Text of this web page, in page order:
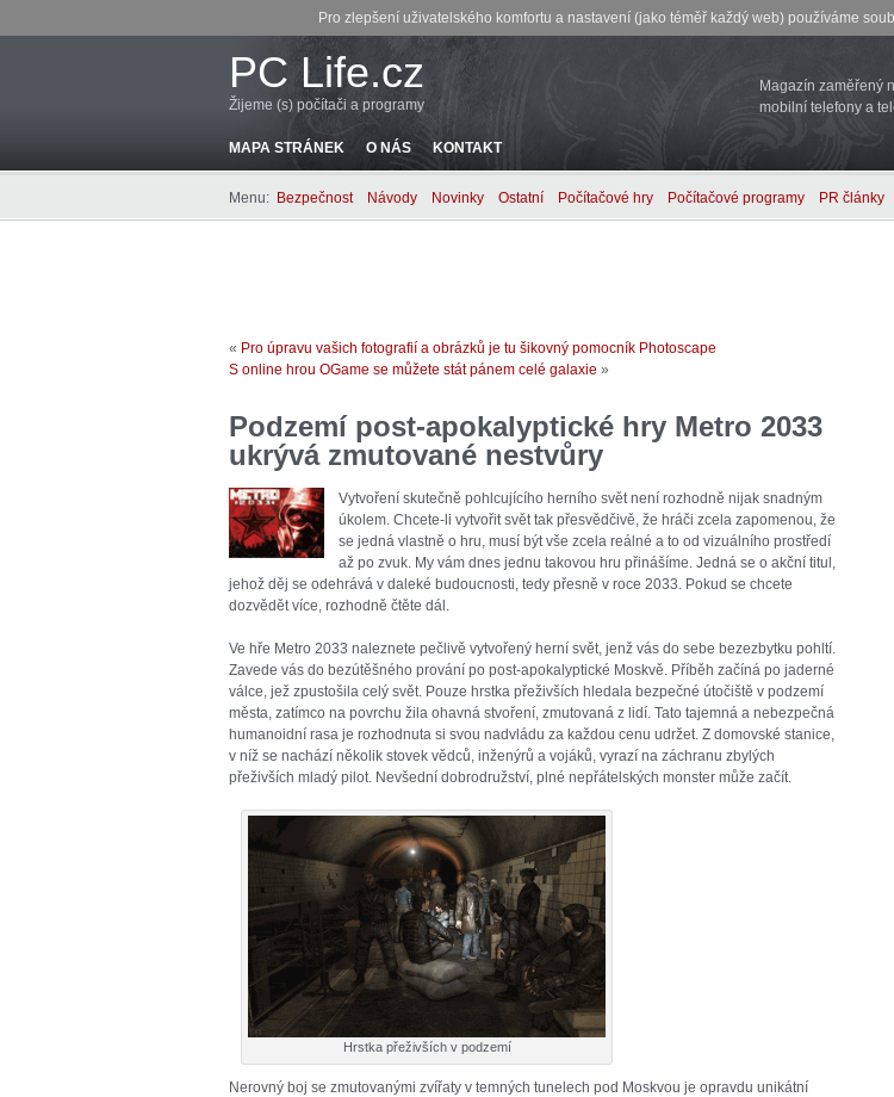
Pro zlepšení uživatelského komfortu a nastavení (jako téměř každý web) používáme
PC Life.cz
Magazín zaměřený
mobilní telefony a
Žijeme (s) počítači a programy
MAPA STRÁNEK O NÁS KONTAKT
Menu: Bezpečnost Návody Novinky Ostatní Počítačové hry Počítačové programy PR články
« Pro úpravu vašich fotografií a obrázků je tu šikovný pomocník Photoscape
S online hrou OGame se můžete stát pánem celé galaxie »
Podzemí post-apokalyptické hry Metro 2033
ukrývá zmutované nestvůry
Vytvoření skutečně pohlcujícího herního svět není rozhodně nijak snadným
úkolem. Chcete-li vytvořit svět tak přesvědčivě, že hráči zcela zapomenou, že
se jedná vlastně o hru, musí být vše zcela reálné a to od vizuálního prostředí
až po zvuk. My vám dnes jednu takovou hru přinášíme. Jedná se o akční titul,
jehož děj se odehrává v daleké budoucnosti, tedy přesně v roce 2033. Pokud se chcete
dozvědět více, rozhodně čtěte dál.
Ve hře Metro 2033 naleznete pečlivě vytvořený herní svět, jenž vás do sebe bezezbytku pohltí.
Zavede vás do bezútěšného prování po post-apokalyptické Moskvě. Příběh začíná po jaderné
válce, jež zpustošila celý svět. Pouze hrstka přeživších hledala bezpečné útočiště v podzemí
města, zatímco na povrchu žila ohavná stvoření, zmutovaná z lidí. Tato tajemná a nebezpečná
humanoidní rasa je rozhodnuta si svou nadvládu za každou cenu udržet. Z domovské stanice,
v níž se nachází několik stovek vědců, inženýrů a vojáků, vyrazí na záchranu zbylých
přeživších mladý pilot. Nevšední dobrodružství, plné nepřátelských monster může začít.
Hrstka přeživších v podzemí
Nerovný boj se zmutovanými zvířaty v temných tunelech pod Moskvou je opravdu unikátní